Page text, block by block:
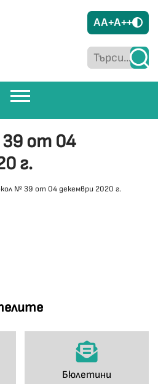
AA+A++
Бюлетини
от 04
г.
№ 39 от 04 декември 2020 г.